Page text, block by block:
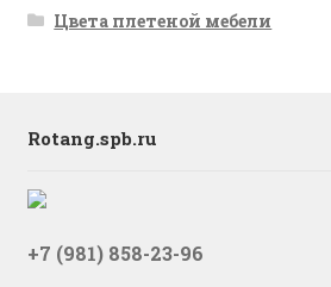
Цвета плетеной мебели
Rotang.spb.ru
+7 (981) 858-23-96